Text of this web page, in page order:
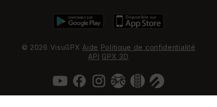
© 2026 VisuGPX Aide Politique de confidentialité
API GPX 3D